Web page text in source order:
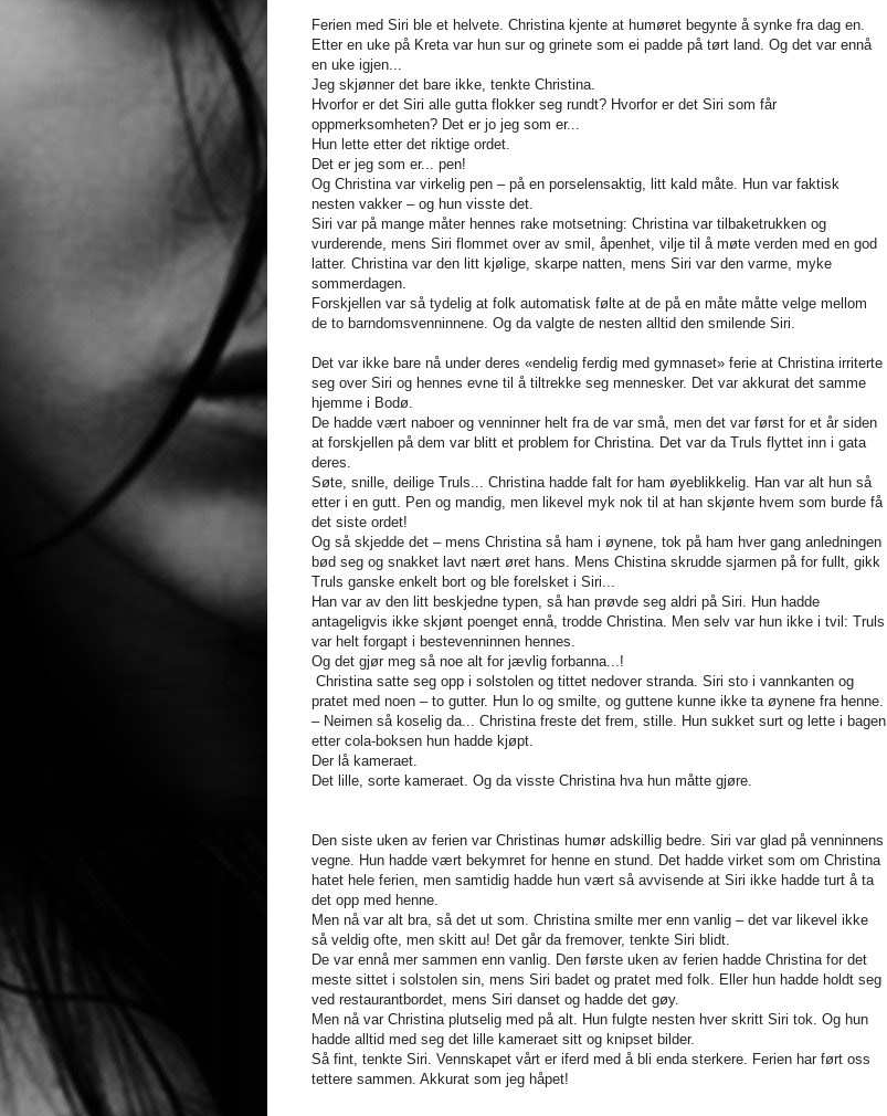
Ferien med Siri ble et helvete. Christina kjente at humøret begynte å synke fra dag en.
Etter en uke på Kreta var hun sur og grinete som ei padde på tørt land. Og det var ennå
en uke igjen...
Jeg skjønner det bare ikke, tenkte Christina.
Hvorfor er det Siri alle gutta flokker seg rundt? Hvorfor er det Siri som får
oppmerksomheten? Det er jo jeg som er...
Hun lette etter det riktige ordet.
Det er jeg som er... pen!
Og Christina var virkelig pen – på en porselensaktig, litt kald måte. Hun var faktisk
nesten vakker – og hun visste det.
Siri var på mange måter hennes rake motsetning: Christina var tilbaketrukken og
vurderende, mens Siri flommet over av smil, åpenhet, vilje til å møte verden med en god
latter. Christina var den litt kjølige, skarpe natten, mens Siri var den varme, myke
sommerdagen.
Forskjellen var så tydelig at folk automatisk følte at de på en måte måtte velge mellom
de to barndomsvenninnene. Og da valgte de nesten alltid den smilende Siri.
Det var ikke bare nå under deres «endelig ferdig med gymnaset» ferie at Christina irriterte
seg over Siri og hennes evne til å tiltrekke seg mennesker. Det var akkurat det samme
hjemme i Bodø.
De hadde vært naboer og venninner helt fra de var små, men det var først for et år siden
at forskjellen på dem var blitt et problem for Christina. Det var da Truls flyttet inn i gata
deres.
Søte, snille, deilige Truls... Christina hadde falt for ham øyeblikkelig. Han var alt hun så
etter i en gutt. Pen og mandig, men likevel myk nok til at han skjønte hvem som burde få
det siste ordet!
Og så skjedde det – mens Christina så ham i øynene, tok på ham hver gang anledningen
bød seg og snakket lavt nært øret hans. Mens Chistina skrudde sjarmen på for fullt, gikk
Truls ganske enkelt bort og ble forelsket i Siri...
Han var av den litt beskjedne typen, så han prøvde seg aldri på Siri. Hun hadde
antageligvis ikke skjønt poenget ennå, trodde Christina. Men selv var hun ikke i tvil: Truls
var helt forgapt i bestevenninnen hennes.
Og det gjør meg så noe alt for jævlig forbanna...!
Christina satte seg opp i solstolen og tittet nedover stranda. Siri sto i vannkanten og
pratet med noen – to gutter. Hun lo og smilte, og guttene kunne ikke ta øynene fra henne.
– Neimen så koselig da... Christina freste det frem, stille. Hun sukket surt og lette i bagen
etter cola-boksen hun hadde kjøpt.
Der lå kameraet.
Det lille, sorte kameraet. Og da visste Christina hva hun måtte gjøre.
Den siste uken av ferien var Christinas humør adskillig bedre. Siri var glad på venninnens
vegne. Hun hadde vært bekymret for henne en stund. Det hadde virket som om Christina
hatet hele ferien, men samtidig hadde hun vært så avvisende at Siri ikke hadde turt å ta
det opp med henne.
Men nå var alt bra, så det ut som. Christina smilte mer enn vanlig – det var likevel ikke
så veldig ofte, men skitt au! Det går da fremover, tenkte Siri blidt.
De var ennå mer sammen enn vanlig. Den første uken av ferien hadde Christina for det
meste sittet i solstolen sin, mens Siri badet og pratet med folk. Eller hun hadde holdt seg
ved restaurantbordet, mens Siri danset og hadde det gøy.
Men nå var Christina plutselig med på alt. Hun fulgte nesten hver skritt Siri tok. Og hun
hadde alltid med seg det lille kameraet sitt og knipset bilder.
Så fint, tenkte Siri. Vennskapet vårt er iferd med å bli enda sterkere. Ferien har ført oss
tettere sammen. Akkurat som jeg håpet!